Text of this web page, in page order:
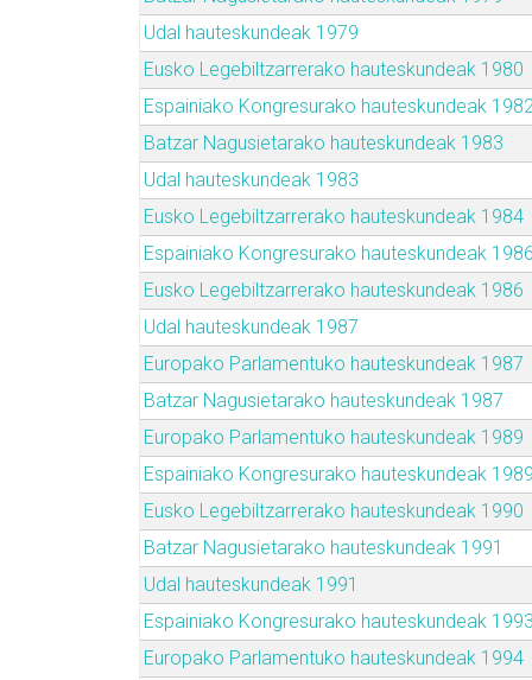
Udal hauteskundeak 1979
Eusko Legebiltzarrerako hauteskundeak 1980
Espainiako Kongresurako hauteskundeak 1982
Batzar Nagusietarako hauteskundeak 1983
Udal hauteskundeak 1983
Eusko Legebiltzarrerako hauteskundeak 1984
Espainiako Kongresurako hauteskundeak 1986
Eusko Legebiltzarrerako hauteskundeak 1986
Udal hauteskundeak 1987
Europako Parlamentuko hauteskundeak 1987
Batzar Nagusietarako hauteskundeak 1987
Europako Parlamentuko hauteskundeak 1989
Espainiako Kongresurako hauteskundeak 1989
Eusko Legebiltzarrerako hauteskundeak 1990
Batzar Nagusietarako hauteskundeak 1991
Udal hauteskundeak 1991
Espainiako Kongresurako hauteskundeak 1993
Europako Parlamentuko hauteskundeak 1994